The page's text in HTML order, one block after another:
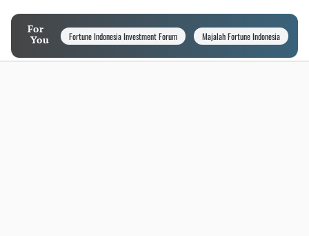
For
You
Fortune Indonesia Investment Forum Majalah Fortune Indonesia